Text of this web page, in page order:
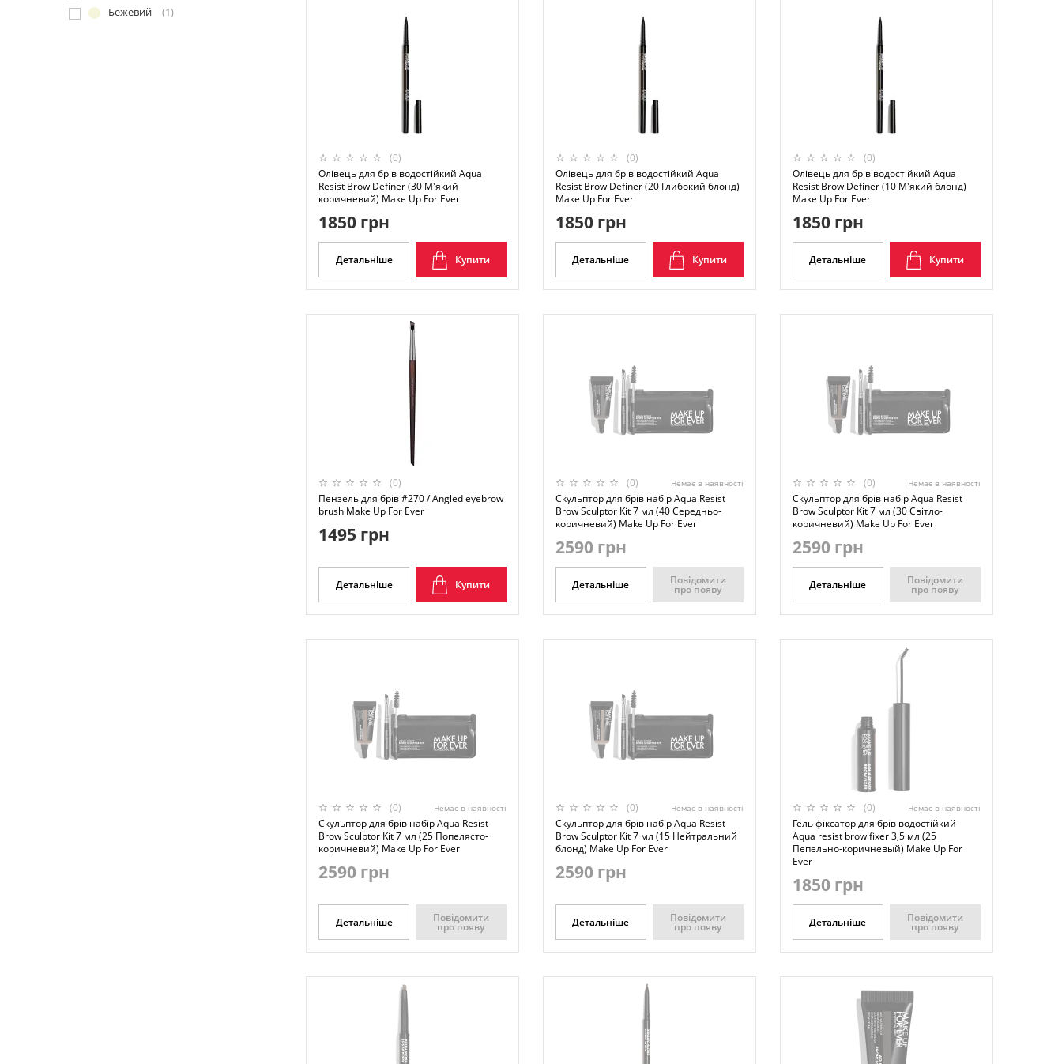
Бежевий
(1)
(0)
Олівець для брів водостійкий Aqua
Resist Brow Definer (30 М'який
коричневий) Make Up For Ever
1850 грн
Детальніше Купити
(0)
Олівець для брів водостійкий Aqua
Resist Brow Definer (20 Глибокий блонд)
Make Up For Ever
1850 грн
Детальніше Купити
(0)
Олівець для брів водостійкий Aqua
Resist Brow Definer (10 М'який блонд)
Make Up For Ever
1850 грн
Детальніше Купити
(0)
Пензель для брів #270 / Angled eyebrow
brush Make Up For Ever
1495 грн
Детальніше Купити
(0) Немає в наявності
Скульптор для брів набір Aqua Resist
Brow Sculptor Kit 7 мл (40 Середньо-
коричневий) Make Up For Ever
2590 грн
Детальніше Повідомити
про появу
(0) Немає в наявності
Скульптор для брів набір Aqua Resist
Brow Sculptor Kit 7 мл (30 Світло-
коричневий) Make Up For Ever
2590 грн
Детальніше Повідомити
про появу
(0) Немає в наявності
Скульптор для брів набір Aqua Resist
Brow Sculptor Kit 7 мл (25 Попелясто-
коричневий) Make Up For Ever
2590 грн
Детальніше Повідомити
про появу
(0) Немає в наявності
Скульптор для брів набір Aqua Resist
Brow Sculptor Kit 7 мл (15 Нейтральний
блонд) Make Up For Ever
2590 грн
Детальніше Повідомити
про появу
(0) Немає в наявності
Гель фіксатор для брів водостійкий
Aqua resist brow fixer 3,5 мл (25
Пепельно-коричневый) Make Up For
Ever
1850 грн
Детальніше Повідомити
про появу